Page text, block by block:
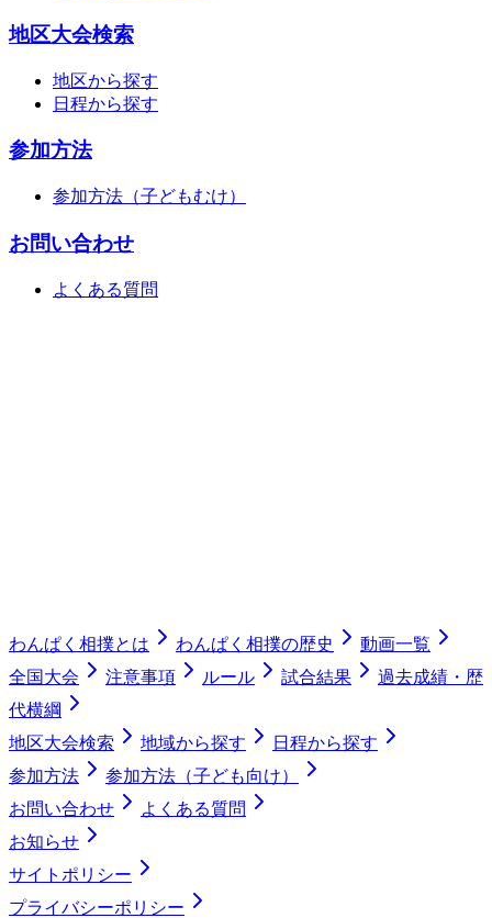
地区大会検索
地区から探す
日程から探す
参加方法
参加方法（子どもむけ）
お問い合わせ
よくある質問
わんぱく相撲とは わんぱく相撲の歴史
動画一覧
全国大会
注意事項 ルール 試合結果
過去成績・歴
代横綱
地区大会検索
地域から探す
日程から探す
参加方法
参加方法（子ども向け）
お問い合わせ
よくある質問
お知らせ
サイトポリシー
プライバシーポリシー